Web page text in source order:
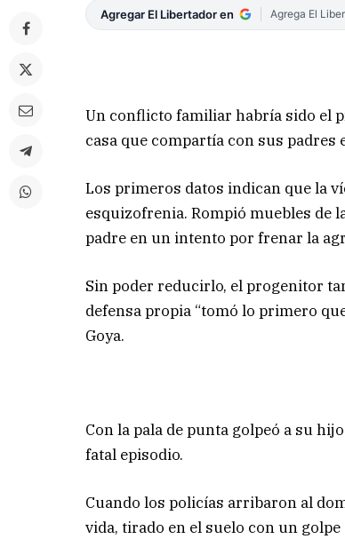
Agregar El Libertador en Agrega El
Un conflicto familiar habría sido el
casa que compartía con sus padres
Los primeros datos indican que la
esquizofrenia. Rompió muebles de
padre en un intento por frenar la
Sin poder reducirlo, el progenitor
defensa propia “tomó lo primero
Goya.
Con la pala de punta golpeó a su
fatal episodio.
Cuando los policías arribaron al
vida, tirado en el suelo con un